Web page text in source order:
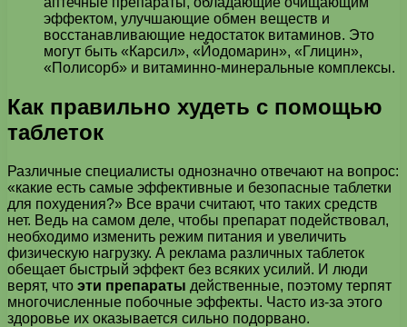
эффектом, улучшающие обмен веществ и
восстанавливающие недостаток витаминов. Это
могут быть «Карсил», «Йодомарин», «Глицин»,
«Полисорб» и витаминно-минеральные комплексы.
Как правильно худеть с помощью
таблеток
Различные специалисты однозначно отвечают на вопрос:
«какие есть самые эффективные и безопасные таблетки
для похудения?» Все врачи считают, что таких средств
нет. Ведь на самом деле, чтобы препарат подействовал,
необходимо изменить режим питания и увеличить
физическую нагрузку. А реклама различных таблеток
обещает быстрый эффект без всяких усилий. И люди
верят, что эти препараты действенные, поэтому терпят
многочисленные побочные эффекты. Часто из-за этого
здоровье их оказывается сильно подорвано.